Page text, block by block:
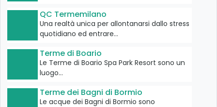
QC Termemilano
Una realtà unica per allontanarsi dallo stress
quotidiano ed entrare…
Terme di Boario
Le Terme di Boario Spa Park Resort sono un
luogo…
Terme dei Bagni di Bormio
Le acque dei Bagni di Bormio sono